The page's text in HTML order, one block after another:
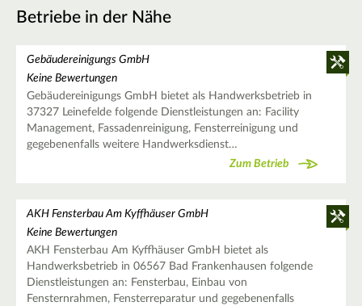
Betriebe in der Nähe
Gebäudereinigungs GmbH
Keine Bewertungen
Gebäudereinigungs GmbH bietet als Handwerksbetrieb in
37327 Leinefelde folgende Dienstleistungen an: Facility
Management, Fassadenreinigung, Fensterreinigung und
gegebenenfalls weitere Handwerksdienst…
Zum Betrieb
AKH Fensterbau Am Kyffhäuser GmbH
Keine Bewertungen
AKH Fensterbau Am Kyffhäuser GmbH bietet als
Handwerksbetrieb in 06567 Bad Frankenhausen folgende
Dienstleistungen an: Fensterbau, Einbau von
Fensternrahmen, Fensterreparatur und gegebenenfalls